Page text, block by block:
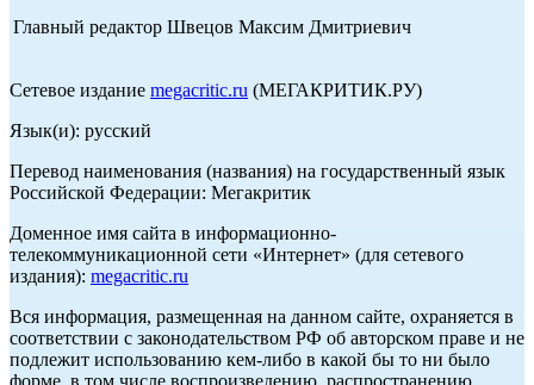
Главный редактор Швецов Максим Дмитриевич
Сетевое издание megacritic.ru (МЕГАКРИТИК.РУ)
Язык(и): русский
Перевод наименования (названия) на государственный язык
Российской Федерации: Мегакритик
Доменное имя сайта в информационно-
телекоммуникационной сети «Интернет» (для сетевого
издания): megacritic.ru
Вся информация, размещенная на данном сайте, охраняется в
соответствии с законодательством РФ об авторском праве и не
подлежит использованию кем-либо в какой бы то ни было